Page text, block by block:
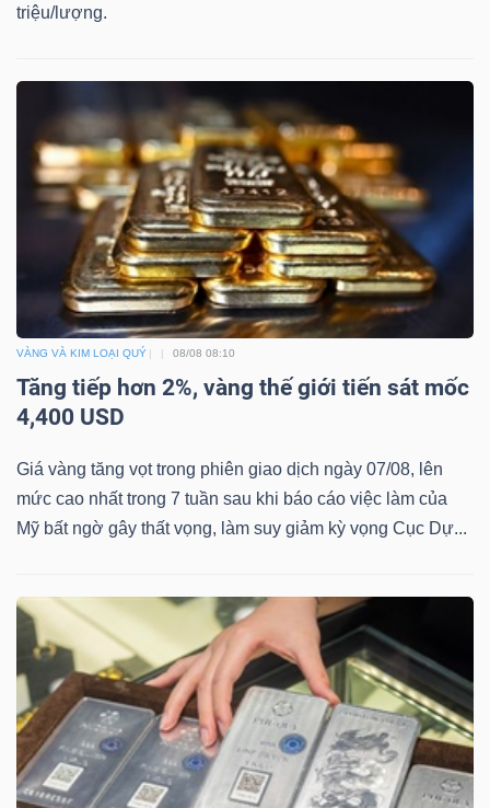
triệu/lượng.
VÀNG VÀ KIM LOẠI QUÝ 08/08 08:10
Tăng tiếp hơn 2%, vàng thế giới tiến sát mốc
4,400 USD
Giá vàng tăng vọt trong phiên giao dịch ngày 07/08, lên
mức cao nhất trong 7 tuần sau khi báo cáo việc làm của
Mỹ bất ngờ gây thất vọng, làm suy giảm kỳ vọng Cục Dự...
đầu
Truyền
thông
Dữ
tài
chính